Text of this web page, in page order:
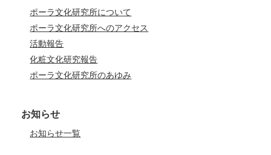
ポーラ文化研究所について
ポーラ文化研究所へのアクセス
活動報告
化粧文化研究報告
ポーラ文化研究所のあゆみ
お知らせ
お知らせ一覧